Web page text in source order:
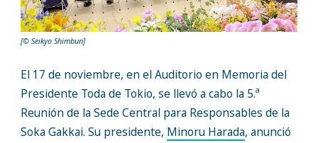
[© Seikyo Shimbun]
El 17 de noviembre, en el Auditorio en Memoria del
Presidente Toda de Tokio, se llevó a cabo la 5.a
Reunión de la Sede Central para Responsables de la
Soka Gakkai. Su presidente, Minoru Harada, anunció